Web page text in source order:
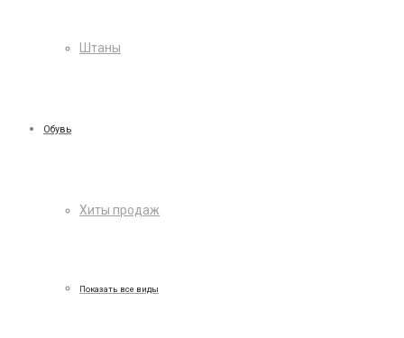
Штаны
Обувь
Хиты продаж
Показать все виды